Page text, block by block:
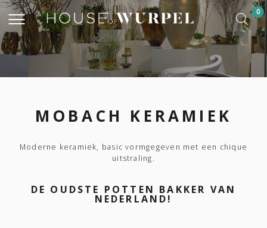
0
MOBACH KERAMIEK
Moderne keramiek, basic vormgegeven met een chique
uitstraling.
DE OUDSTE POTTEN BAKKER VAN
NEDERLAND!